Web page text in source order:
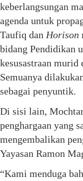
keberlangsungan
agenda untuk
Taufiq dan Horison
bidang Pendidikan
kesusastraan murid
Semuanya
sebagai penyuntik.
Di sisi lain,
penghargaan yang
mengembalikan
Yayasan Ramon
“Kami menduga